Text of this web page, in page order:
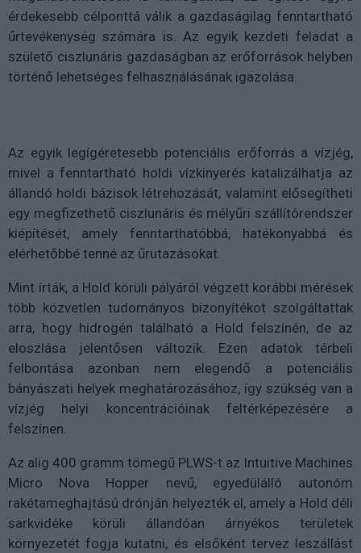
érdekesebb célponttá válik a gazdaságilag fenntartható
űrtevékenység számára is. Az egyik kezdeti feladat a
születő ciszlunáris gazdaságban az erőforrások helyben
történő lehetséges felhasználásának igazolása.
Az egyik legígéretesebb potenciális erőforrás a vízjég,
mivel a fenntartható holdi vízkinyerés katalizálhatja az
állandó holdi bázisok létrehozását, valamint elősegítheti
egy megfizethető ciszlunáris és mélyűri szállítórendszer
kiépítését, amely fenntarthatóbbá, hatékonyabbá és
elérhetőbbé tenné az űrutazásokat.
Mint írták, a Hold körüli pályáról végzett korábbi mérések
több közvetlen tudományos bizonyítékot szolgáltattak
arra, hogy hidrogén található a Hold felszínén, de az
eloszlása jelentősen változik. Ezen adatok térbeli
felbontása azonban nem elegendő a potenciális
bányászati helyek meghatározásához, így szükség van a
vízjég helyi koncentrációinak feltérképezésére a
felszínen.
Az alig 400 gramm tömegű PLWS-t az Intuitive Machines
Micro Nova Hopper nevű, egyedülálló autonóm
rakétameghajtású drónján helyezték el, amely a Hold déli
sarkvidéke körüli állandóan árnyékos területek
környezetét fogja kutatni, és elsőként tervez leszállást